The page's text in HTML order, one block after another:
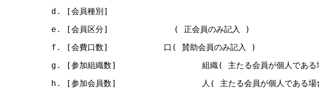
d. [会員種別]
e. [会員区分]             ( 正会員のみ記入 )
f. [会費口数]           口( 賛助会員のみ記入 )
g. [参加組織数]                 組織( 主たる会員が個人である
h. [参加会員数]                 人( 主たる会員が個人である場